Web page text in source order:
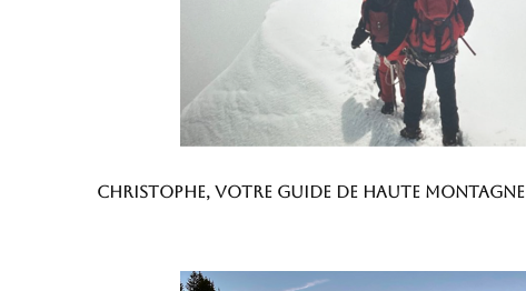
Christophe, votre guide de haute montagne